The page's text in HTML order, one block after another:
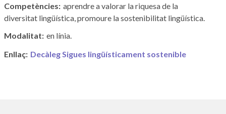
Competències aprendre a valorar la riquesa de la
diversitat lingüística, promoure la sostenibilitat lingüística.
Modalitat en línia.
Enllaç Decàleg Sigues lingüísticament sostenible